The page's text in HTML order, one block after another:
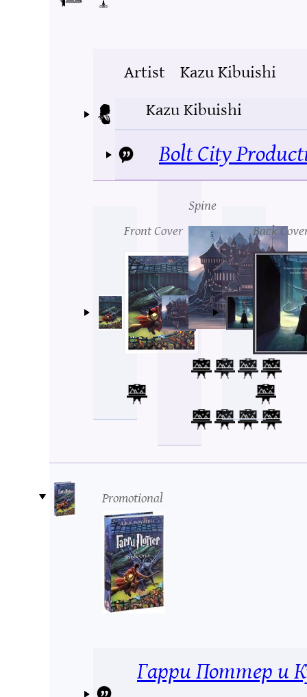
Artist Kazu Kibuishi
Kazu Kibuishi
Bolt City
Front Cover
Spine
Back
Promotional
Гарри Поттер и